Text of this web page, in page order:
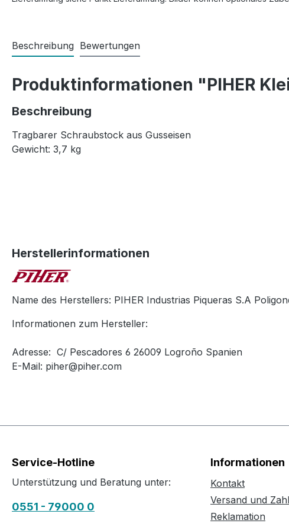
Beschreibung Bewertungen
Produktinformationen "PIHER
Beschreibung
Tragbarer Schraubstock aus Gusseisen
Gewicht: 3,7 kg
Herstellerinformationen
Name des Herstellers: PIHER Industrias Piqueras S.A
Informationen zum Hersteller:
Adresse: C/ Pescadores 6 26009 Logroño Spanien
E-Mail: piher@piher.com
Service-Hotline
Unterstützung und Beratung unter:
0551 - 79000 0
Informationen
Kontakt
Versand und
Reklamation